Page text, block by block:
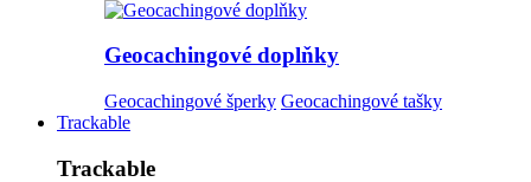
Geocachingové doplňky
Geocachingové šperky Geocachingové tašky
Trackable
Trackable